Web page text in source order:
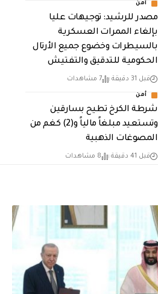
أمن
مصدر للرشيد: توجيهات عليا
بإلغاء الممرات العسكرية
بالسيطرات وخضوع جميع الأرتال
الحكومية للتدقيق والتفتيش
قبل 31 دقيقة 7 مشاهدات
أمن
شرطة الكرخ تطيح بسارقين
وتستعيد مبلغاً مالياً و(2) كغم من
المصوغات الذهبية
قبل 41 دقيقة 8 مشاهدات